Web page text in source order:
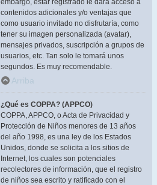
embargo, estar registrado le dará acceso a
contenidos adicionales y/o ventajas que
como usuario invitado no disfrutaría, como
tener su imagen personalizada (avatar),
mensajes privados, suscripción a grupos de
usuarios, etc. Tan solo le tomará unos
segundos. Es muy recomendable.
Arriba
¿Qué es COPPA? (APPCO)
COPPA, APPCO, o Acta de Privacidad y
Protección de Niños menores de 13 años
del año 1998, es una ley de los Estados
Unidos, donde se solicita a los sitios de
Internet, los cuales son potenciales
recolectores de información, que el registro
de niños sea escrito y ratificado con el